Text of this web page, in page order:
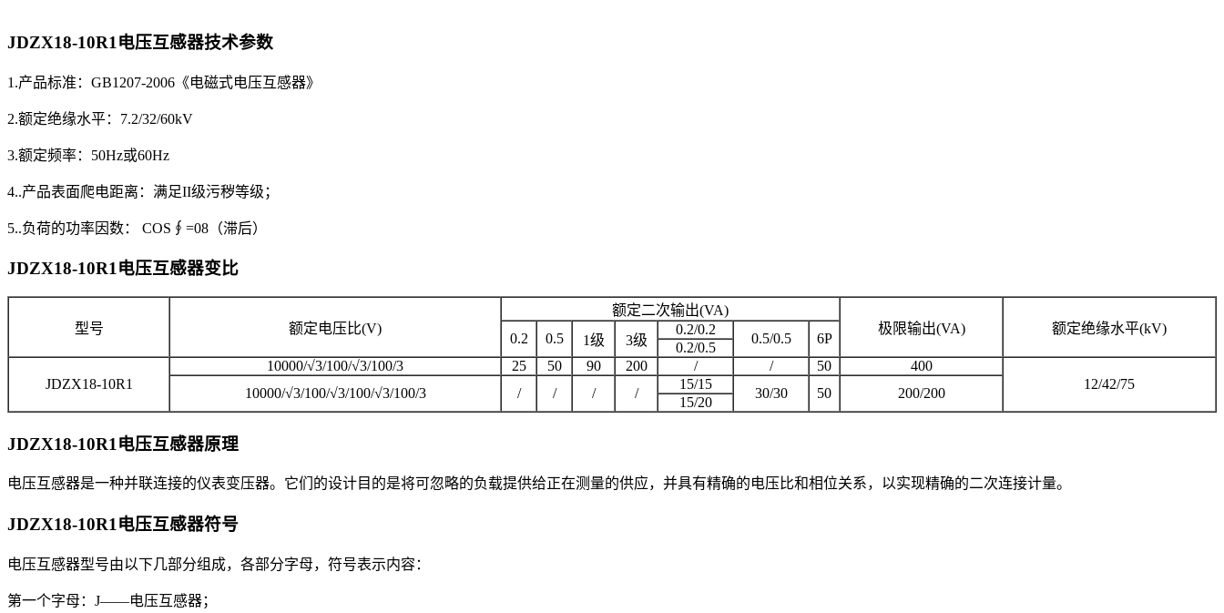
JDZX18-10R1电压互感器技术参数
1.产品标准：GB1207-2006《电磁式电压互感器》
2.额定绝缘水平：7.2/32/60kV
3.额定频率：50Hz或60Hz
4..产品表面爬电距离：满足II级污秽等级；
5..负荷的功率因数： COS∮=08（滞后）
JDZX18-10R1电压互感器变比
型号 额定电压比(V)
额定二次输出(VA)
极限输出(VA)
额定绝缘水平(kV)
0.2 0.5 1级 3级
0.2/0.2
0.5/0.5 6P
0.2/0.5
JDZX18-10R1
10000/√3/100/√3/100/3 25 50 90 200 / / 50
400
12/42/75
10000/√3/100/√3/100/√3/100/3 / / / /
15/15
30/30 50 200/200
15/20
JDZX18-10R1电压互感器原理
电压互感器是一种并联连接的仪表变压器。它们的设计目的是将可忽略的负载提供给正在测量的供应，并具有精确的电压比和相位关系，以实现精确的二次连接计量。
JDZX18-10R1电压互感器符号
电压互感器型号由以下几部分组成，各部分字母，符号表示内容：
第一个字母：J——电压互感器；